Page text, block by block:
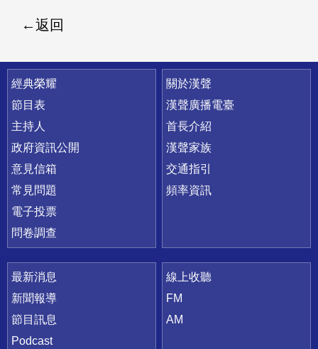
返回
快速連結
經典榮耀
節目表
主持人
政府資訊公開
意見信箱
常見問題
電子投票
問卷調查
關於漢聲
漢聲廣播電臺
首長介紹
漢聲家族
交通指引
頻率資訊
最新消息
新聞報導
節目訊息
Podcast
線上收聽
FM
AM